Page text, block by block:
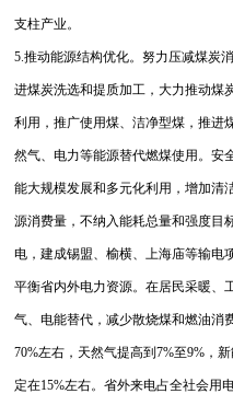
支柱产业。
5.推动能源结构优化。努力压减煤炭
进煤炭洗选和提质加工，大力推动煤
利用，推广使用煤、洁净型煤，推进
然气、电力等能源替代燃煤使用。安
能大规模发展和多元化利用，增加清
源消费量，不纳入能耗总量和强度目
电，建成锡盟、榆横、上海庙等输电
平衡省内外电力资源。在居民采暖、
气、电能替代，减少散烧煤和燃油消
70%左右，天然气提高到7%至9%，
定在15%左右。省外来电占全社会用